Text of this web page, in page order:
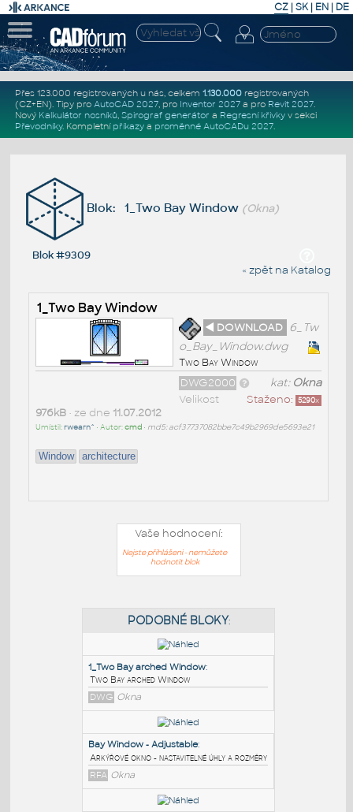
CZ | SK| EN | DE
Přes 123.000 registrovaných u nás, celkem 1.130.000registrovaných
(CZ+EN). Tipy pro AutoCAD 2027, pro Inventor 2027a pro Revit 2027.
Nový Kalkulátor nosníků, Spirograf generátor a Regresní křivkyv sekci
Převodníky. Kompletní příkazya proměnné AutoCADu 2027.
Blok: 1_Two Bay Window (Okna)
Blok #9309
« zpět na Katalog
1_Two Bay Window
◄ DOWNLOAD
6_Tw
o_Bay_Window.dwg
Two Bay Window
kat: Okna
DWG2000
Staženo: 5290x
Velikost
976kB• ze dne 11.07.2012
Umístil:rwearn^ • Autor:cmd• md5: acf37737082bbe7c49b2969de5693e21
Window architecture
Vaše hodnocení:
Nejste přihlášeni - nemůžete
hodnotit blok
PODOBNÉ BLOKY:
1_Two Bay arched Window
Two Bay arched Window